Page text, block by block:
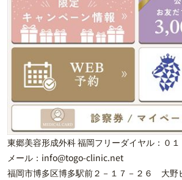
東郷美容形成外科 福岡フリーダイヤル：０
メール：info@togo-clinic.net
福岡市博多区博多駅前２－１７－２６ 大野